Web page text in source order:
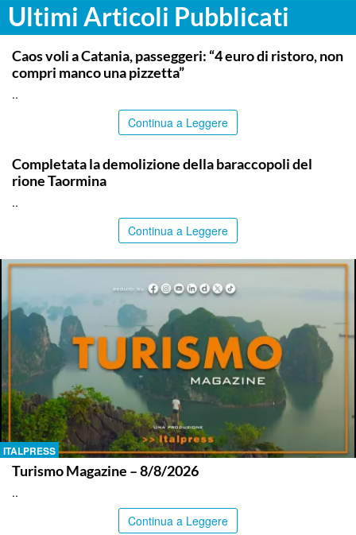
Ultimi Articoli Pubblicati
CATANIA
Caos voli a Catania, passeggeri: “4 euro di ristoro, non
compri manco una pizzetta”
..
Continua a Leggere
Completata la demolizione della baraccopoli del
rione Taormina
..
Continua a Leggere
ITALPRESS
Turismo Magazine – 8/8/2026
..
Continua a Leggere